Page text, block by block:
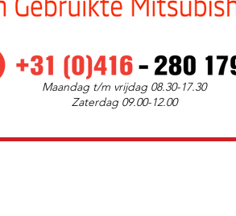
Maandag t/m vrijdag 08.30-17.30
Zaterdag 09.00-12.00